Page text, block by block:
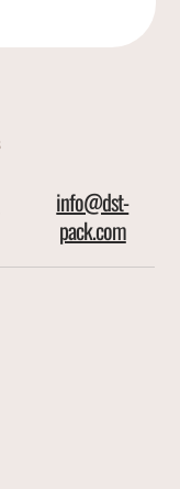
info@dst-
pack.com